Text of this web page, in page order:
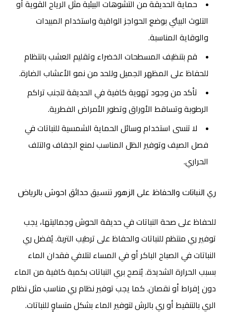
حماية الحديقة من التشوهات البيئية مثل الرياح القوية أو
التلوث البيئي بوضع الحواجز الواقية واستخدام المبيدات
والوقاية المناسبة.
قم بتنظيف المسطحات الخضراء وتقليم العشب بانتظام
للحفاظ على المظهر الجميل وللحد من نمو الأعشاب الضارة.
تأكد من وجود تهوية كافية في الحديقة لتجنب تراكم
الرطوبة وتساقط الأوراق وتطور الأمراض الفطرية.
لا تنسى استخدام وسائل الحماية الشمسية للنباتات في
فصل الصيف وتوفير الظل المناسب لمنع الجفاف والتلف
الحراري.
ري النباتات والحفاظ على الزهور تنسيق حدائق احوش بالرياض
للحفاظ على صحة النباتات في حديقة الحوش وجماليتها، يجب
توفير ري منتظم للنباتات والحفاظ على ترطيب التربة. يُفضل ري
النباتات في الصباح الباكر أو في المساء لتلافي فقدان الماء
بسبب الحرارة الشديدة. يُنصح بري النباتات بكمية كافية من الماء
دون إفراط أو نقصان. كما يجب توفير نظام ري مناسب مثل نظام
الري بالتنقيط أو ري بالرش لتوفير الماء بشكل متساوٍ للنباتات.